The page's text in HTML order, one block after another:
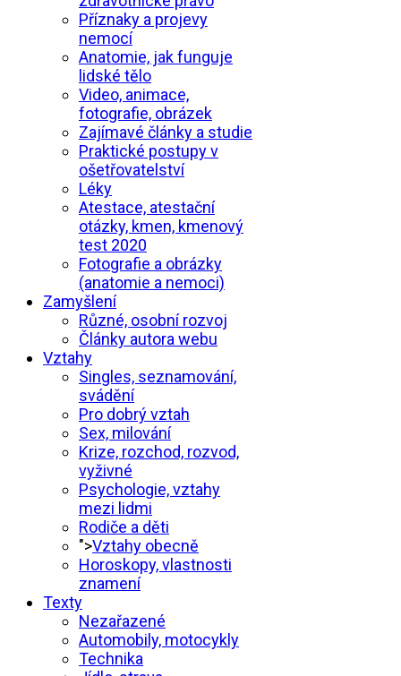
Příznaky a projevy
nemocí
Anatomie, jak funguje
lidské tělo
Video, animace,
fotografie, obrázek
Zajímavé články a studie
Praktické postupy v
ošetřovatelství
Léky
Atestace, atestační
otázky, kmen, kmenový
test 2020
Fotografie a obrázky
(anatomie a nemoci)
Zamyšlení
Různé, osobní rozvoj
Články autora webu
Vztahy
Singles, seznamování,
svádění
Pro dobrý vztah
Sex, milování
Krize, rozchod, rozvod,
vyživné
Psychologie, vztahy
mezi lidmi
Rodiče a děti
">Vztahy obecně
Horoskopy, vlastnosti
znamení
Texty
Nezařazené
Automobily, motocykly
Technika